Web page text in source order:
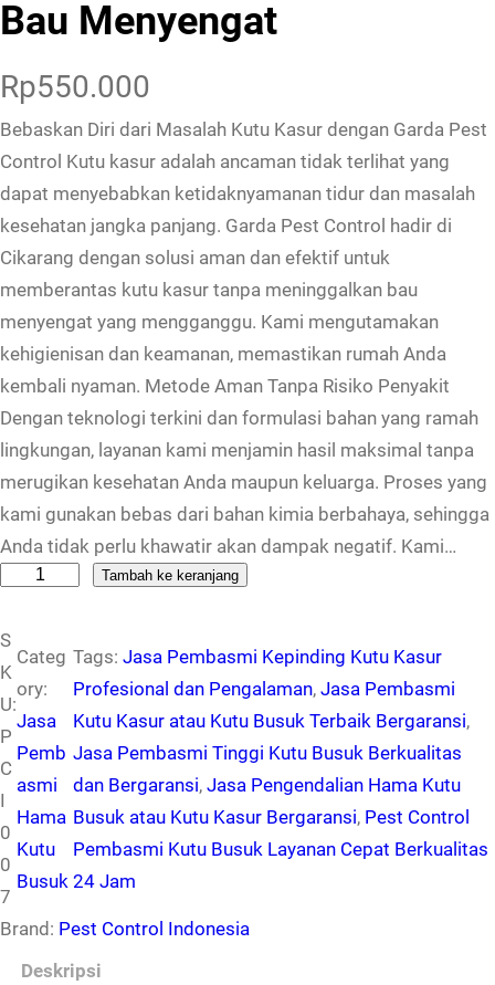
Bau Menyengat
Rp550.000
Bebaskan Diri dari Masalah Kutu Kasur dengan Garda Pest
Control Kutu kasur adalah ancaman tidak terlihat yang
dapat menyebabkan ketidaknyamanan tidur dan masalah
kesehatan jangka panjang. Garda Pest Control hadir di
Cikarang dengan solusi aman dan efektif untuk
memberantas kutu kasur tanpa meninggalkan bau
menyengat yang mengganggu. Kami mengutamakan
kehigienisan dan keamanan, memastikan rumah Anda
kembali nyaman. Metode Aman Tanpa Risiko Penyakit
Dengan teknologi terkini dan formulasi bahan yang ramah
lingkungan, layanan kami menjamin hasil maksimal tanpa
merugikan kesehatan Anda maupun keluarga. Proses yang
kami gunakan bebas dari bahan kimia berbahaya, sehingga
Anda tidak perlu khawatir akan dampak negatif. Kami…
a
n
t
i
t
a
s
J
a
s
Tambah ke keranjang
S
K
U:
P
C
I
0
0
7
Categ
ory:
Jasa
Pemb
asmi
Hama
Kutu
Busuk
Tags: Jasa Pembasmi Kepinding Kutu Kasur
Profesional dan Pengalaman, Jasa Pembasmi
Kutu Kasur atau Kutu Busuk Terbaik Bergaransi,
Jasa Pembasmi Tinggi Kutu Busuk Berkualitas
dan Bergaransi, Jasa Pengendalian Hama Kutu
Busuk atau Kutu Kasur Bergaransi, Pest Control
Pembasmi Kutu Busuk Layanan Cepat Berkualitas
24 Jam
Brand: Pest Control Indonesia
Deskripsi